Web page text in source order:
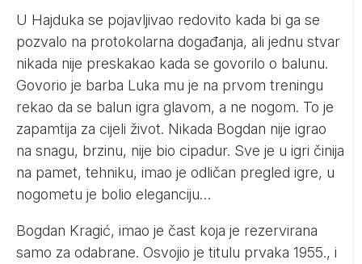
U Hajduka se pojavljivao redovito kada bi ga se
pozvalo na protokolarna događanja, ali jednu stvar
nikada nije preskakao kada se govorilo o balunu.
Govorio je barba Luka mu je na prvom treningu
rekao da se balun igra glavom, a ne nogom. To je
zapamtija za cijeli život. Nikada Bogdan nije igrao
na snagu, brzinu, nije bio cipadur. Sve je u igri činija
na pamet, tehniku, imao je odličan pregled igre, u
nogometu je bolio eleganciju…
Bogdan Kragić, imao je čast koja je rezervirana
samo za odabrane. Osvojio je titulu prvaka 1955., i